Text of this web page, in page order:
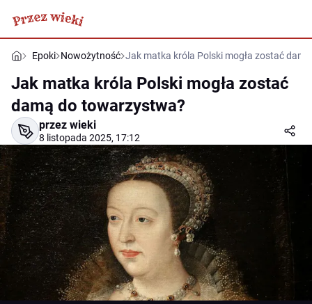
Epoki Nowożytność Jak matka króla Polski mogła zostać
Jak matka króla Polski mogła zostać
damą do towarzystwa?
przez wieki
8 listopada 2025, 17:12